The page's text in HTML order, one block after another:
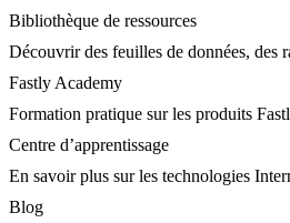
Bibliothèque de ressources
Découvrir des feuilles de données, des
Fastly Academy
Formation pratique sur les produits
Centre d’apprentissage
En savoir plus sur les technologies
Blog